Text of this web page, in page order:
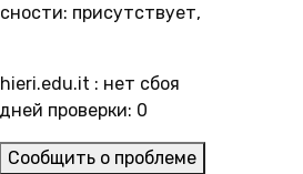
присутствует,
: нет сбоя
проверки: 0
Сообщить о проблеме